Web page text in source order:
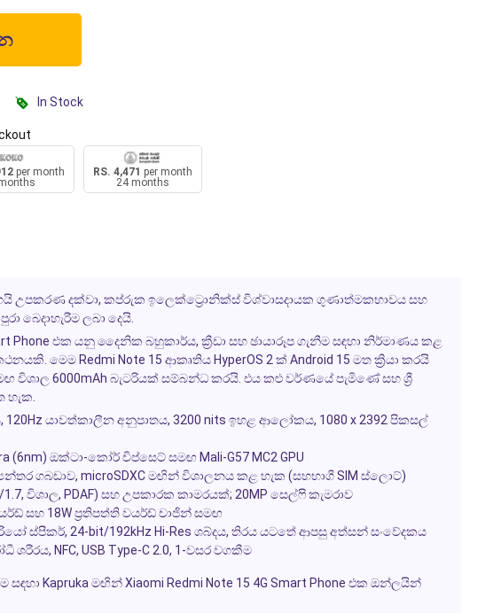
In Stock
per month
RS. 4,471 per month
24 months
උපකරණ දක්වා, කප්රුක ඉලෙක්ට්‍රොනික්ස් විශ්වාසදායක ගුණාත්මකභාවය සහ
බෙදාහැරීම ලබා දෙයි.
Phone එක යනු දෛනික බහුකාර්ය, ක්‍රීඩා සහ ඡායාරූප ගැනීම සඳහා නිර්මාණය කළ
මෙම Redmi Note 15 ආකෘතිය HyperOS 2 ක් Android 15 මත ක්‍රියා කරයි
විශාල 6000mAh බැටරියක් සම්බන්ධ කරයි. එය කළු වර්ණයේ පැමිණේ සහ ශ්‍රී
හැක.
120Hz යාවත්කාලීන අනුපාතය, 3200 nits ඉහළ ආලෝකය, 1080 x 2392 පිකසල්
(6nm) ඔක්ටා-කෝර් චිප්සෙට් සමඟ Mali-G57 MC2 GPU
ගබඩාව, microSDXC මඟින් විශාලනය කළ හැක (සහභාගී SIM ස්ලොට්)
1.7, විශාල, PDAF) සහ උපකාරක කාමරයක්; 20MP සෙල්ෆි කැමරාව
සහ 18W ප්‍රතිපත්ති වයර්ඩ් චාජින් සමඟ
ස්පීකර්, 24-bit/192kHz Hi-Res ශබ්දය, තිරය යටතේ ආපසු අත්සන් සංවේදකය
ශරීරය, NFC, USB Type-C 2.0, 1-වසර වගකීම
සඳහා Kapruka මඟින් Xiaomi Redmi Note 15 4G Smart Phone එක ඔන්ලයින්